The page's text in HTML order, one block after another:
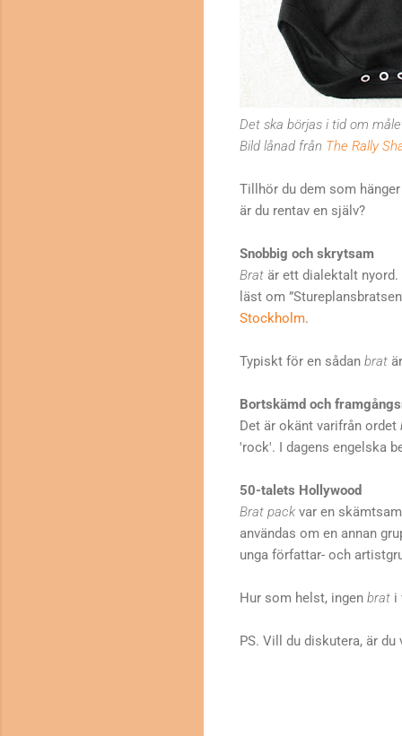
Det ska börjas i tid om
Bild lånad från The Rally
Tillhör du dem som
är du rentav en själv?
Snobbig och skrytsam
Brat är ett dialektalt
läst om
Stockholm.
Typiskt för en sådan brat
Bortskämd och
Det är okänt varifrån ordet
'rock'. I dagens engelska
50-talets Hollywood
Brat pack var en
användas om en annan
unga författar- och
Hur som helst, ingen brat i
PS. Vill du diskutera, är du